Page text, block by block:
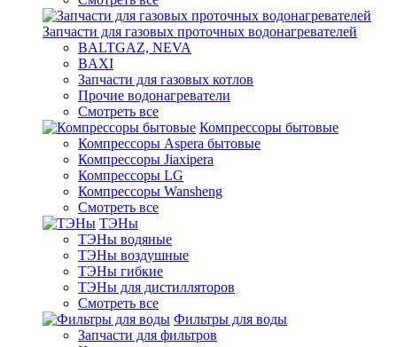
Запчасти для газовых проточных водонагревателей
BALTGAZ, NEVA
BAXI
Запчасти для газовых котлов
Прочие водонагреватели
Смотреть все
Компрессоры бытовые
Компрессоры Aspera бытовые
Компрессоры Jiaxipera
Компрессоры LG
Компрессоры Wansheng
Смотреть все
ТЭНы
ТЭНы водяные
ТЭНы воздушные
ТЭНы гибкие
ТЭНы для дистилляторов
Смотреть все
Фильтры для воды
Запчасти для фильтров